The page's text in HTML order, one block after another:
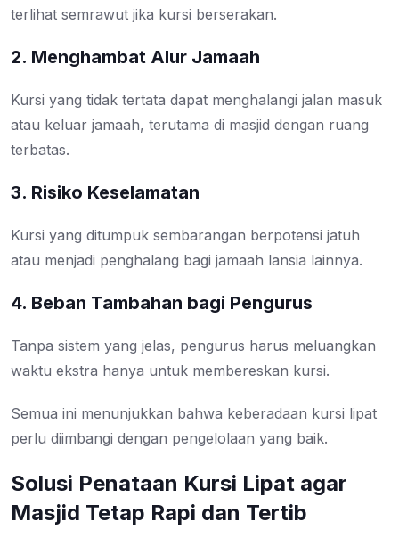
terlihat semrawut jika kursi berserakan.
2. Menghambat Alur Jamaah
Kursi yang tidak tertata dapat menghalangi jalan masuk
atau keluar jamaah, terutama di masjid dengan ruang
terbatas.
3. Risiko Keselamatan
Kursi yang ditumpuk sembarangan berpotensi jatuh
atau menjadi penghalang bagi jamaah lansia lainnya.
4. Beban Tambahan bagi Pengurus
Tanpa sistem yang jelas, pengurus harus meluangkan
waktu ekstra hanya untuk membereskan kursi.
Semua ini menunjukkan bahwa keberadaan kursi lipat
perlu diimbangi dengan pengelolaan yang baik.
Solusi Penataan Kursi Lipat agar
Masjid Tetap Rapi dan Tertib